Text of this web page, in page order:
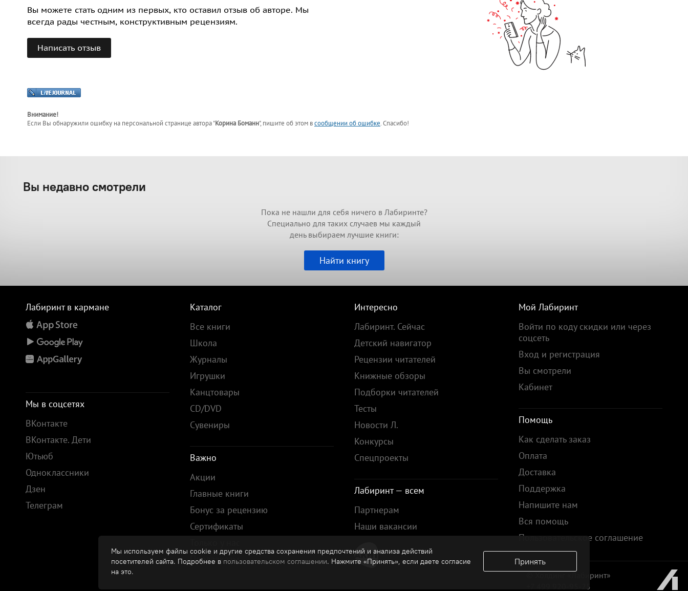
Вы можете стать одним из первых, кто оставил отзыв об авторе. Мы
всегда рады честным, конструктивным рецензиям.
Написать отзыв
Внимание!
Если Вы обнаружили ошибку на персональной странице автора "Корина Боманн", пишите об этом всообщении об ошибке. Спасибо!
Мы используем файлы cookie и другие средства сохранения предпочтений и анализа действий
посетителей сайта. Подробнее в пользовательском соглашении. Нажмите «Принять», если даете согласие
на это.
Принять
Вы недавно смотрели
Пока не нашли для себя ничего в Лабиринте?
Специально для таких случаев мы каждый
день выбираем лучшие книги:
Найти книгу
Лабиринт в кармане
Мы в соцсетях
ВКонтакте
ВКонтакте. Дети
Ютьюб
Одноклассники
Дзен
Телеграм
Каталог
Все книги
Школа
Журналы
Игрушки
Канцтовары
CD/DVD
Сувениры
Важно
Акции
Главные книги
Бонус за рецензию
Сертификаты
Предзаказы
Интересно
Лабиринт. Сейчас
Детский навигатор
Рецензии читателей
Книжные обзоры
Подборки читателей
Тесты
Новости Л.
Конкурсы
Спецпроекты
Лабиринт — всем
Партнерам
Наши вакансии
Мой Лабиринт
Войти по коду скидки или через
соцсеть
Вход и регистрация
Вы смотрели
Кабинет
Помощь
Как сделать заказ
Оплата
Доставка
Поддержка
Напишите нам
Вся помощь
Пользовательское соглашение
© Холдинг «Лабиринт»
+7 499 920-95-25